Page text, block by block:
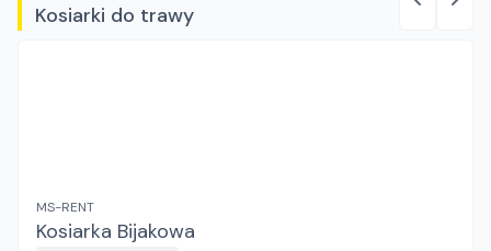
Kosiarki do trawy
MS-RENT
Kosiarka Bijakowa